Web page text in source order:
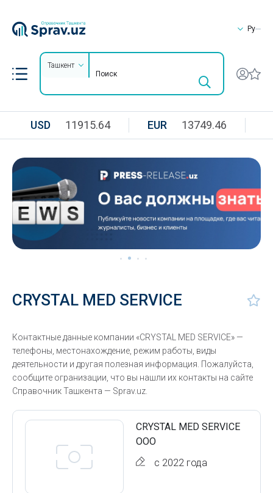
Ру
Ташкент
USD 11915.64 EUR 13749.46
CRYSTAL MED SERVICE
Контактные данные компании «CRYSTAL MED SERVICE» —
телефоны, местонахождение, режим работы, виды
деятельности и другая полезная информация. Пожалуйста,
сообщите огранизации, что вы нашли их контакты на сайте
Справочник Ташкента — Sprav.uz.
CRYSTAL MED SERVICE
ООО
с 2022 года